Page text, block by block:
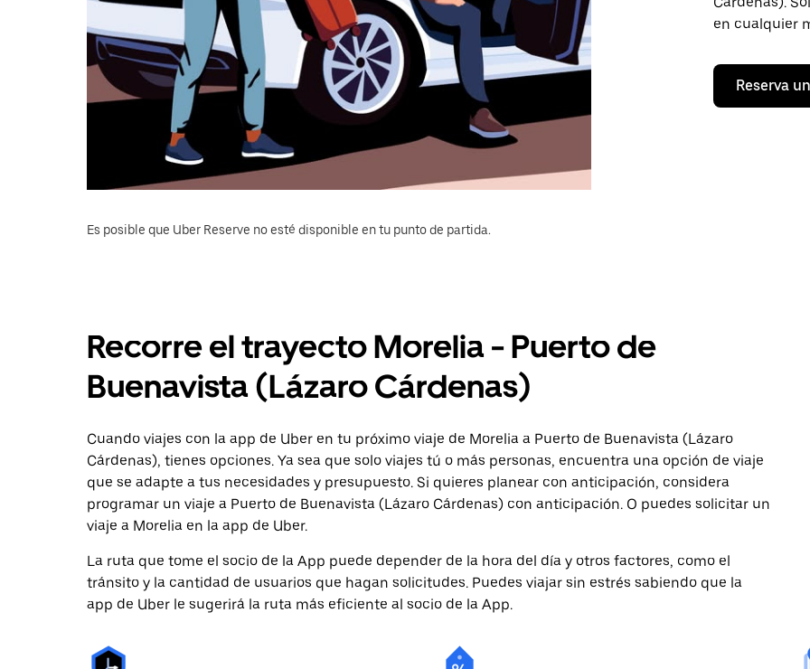
en cualquier
Reserva
Es posible que Uber Reserve no esté disponible en tu punto de partida.
Recorre el trayecto Morelia - Puerto de
Buenavista (Lázaro Cárdenas)
Cuando viajes con la app de Uber en tu próximo viaje de Morelia a Puerto de Buenavista (Lázaro
Cárdenas), tienes opciones. Ya sea que solo viajes tú o más personas, encuentra una opción de viaje
que se adapte a tus necesidades y presupuesto. Si quieres planear con anticipación, considera
programar un viaje a Puerto de Buenavista (Lázaro Cárdenas) con anticipación. O puedes solicitar un
viaje a Morelia en la app de Uber.
La ruta que tome el socio de la App puede depender de la hora del día y otros factores, como el
tránsito y la cantidad de usuarios que hagan solicitudes. Puedes viajar sin estrés sabiendo que la
app de Uber le sugerirá la ruta más eficiente al socio de la App.